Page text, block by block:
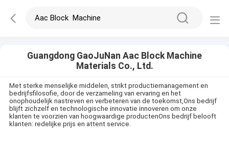
Guangdong GaoJuNan Aac Block Machine
Materials Co., Ltd.
Met sterke menselijke middelen, strikt productiemanagement en
bedrijfsfilosofie, door de verzameling van ervaring en het
onophoudelijk nastreven en verbeteren van de toekomst,Ons bedrijf
blijft zichzelf en technologische innovatie innoveren om onze
klanten te voorzien van hoogwaardige productenOns bedrijf belooft
klanten: redelijke prijs en attent service.